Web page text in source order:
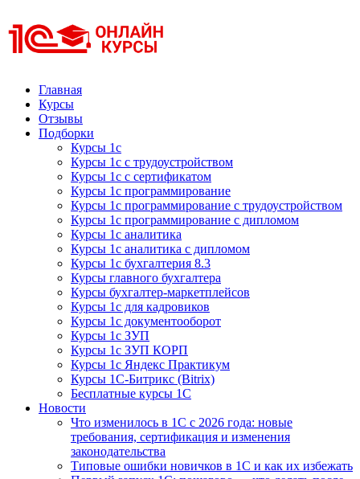
Курсы 1С
Курсы 1С официальная сертификация
Главная
Курсы
Отзывы
Подборки
Курсы 1с
Курсы 1с с трудоустройством
Курсы 1с с сертификатом
Курсы 1с программирование
Курсы 1с программирование с трудоустройством
Курсы 1с программирование с дипломом
Курсы 1с аналитика
Курсы 1с аналитика с дипломом
Курсы 1с бухгалтерия 8.3
Курсы главного бухгалтера
Курсы бухгалтер-маркетплейсов
Курсы 1с для кадровиков
Курсы 1с документооборот
Курсы 1с ЗУП
Курсы 1с ЗУП КОРП
Курсы 1с Яндекс Практикум
Курсы 1С-Битрикс (Bitrix)
Бесплатные курсы 1С
Новости
Что изменилось в 1С с 2026 года: новые
требования, сертификация и изменения
законодательства
Типовые ошибки новичков в 1С и как их избежать